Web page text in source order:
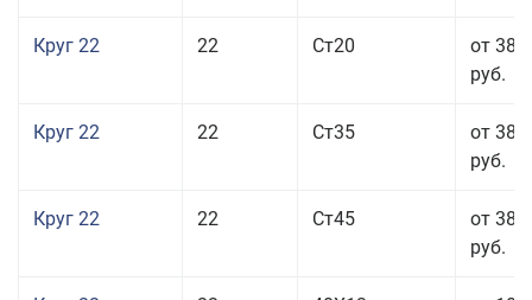
Круг 22 22 Ст20
от 38
руб.
Круг 22 22 Ст35
от 38
руб.
Круг 22 22 Ст45
от 38
руб.